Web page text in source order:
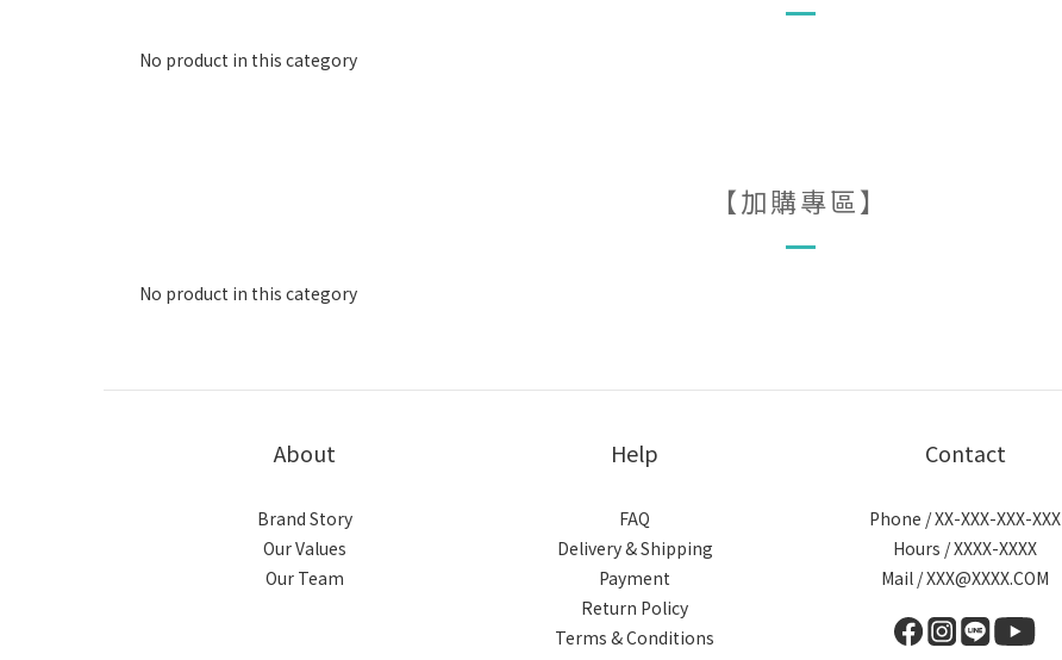
No product in this category
【加購專區】
No product in this category
About
Brand Story
Our Values
Our Team
Help
FAQ
Delivery & Shipping
Payment
Return Policy
Terms & Conditions
Contact
Phone / XX-XXX-XXX-XXX
Hours / XXXX-XXXX
Mail / XXX@XXXX.COM